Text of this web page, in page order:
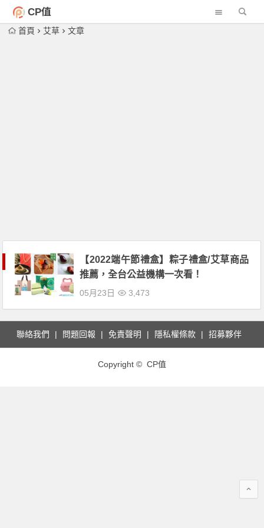
CP值
首頁 艾草 文章
【2022端午節禮盒】粽子禮盒/艾草商品
推薦，全台公益機構一次看！
05月23日 3,473
聯絡我們 問題回報 免責聲明 隱私權條款 招募夥伴
Copyright © CP值